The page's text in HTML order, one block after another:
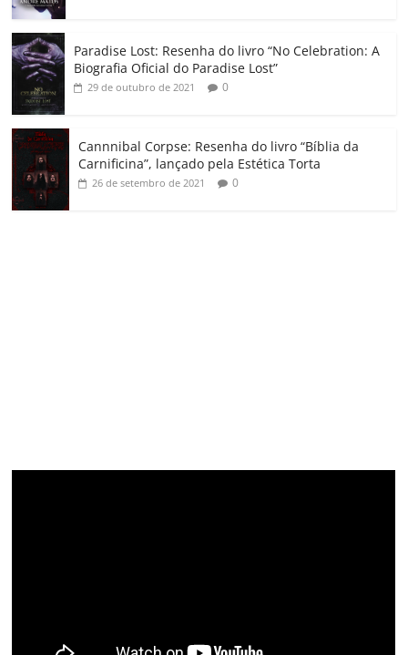
Paradise Lost: Resenha do livro “No Celebration: A
Biografia Oficial do Paradise Lost”
29 de outubro de 2021 0
Cannnibal Corpse: Resenha do livro “Bíblia da
Carnificina”, lançado pela Estética Torta
26 de setembro de 2021 0